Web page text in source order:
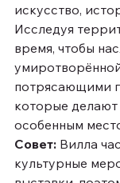
искусство,
Исследуя
время, чтобы
потрясающими
которые
особенным
Совет: Вилла
культурные